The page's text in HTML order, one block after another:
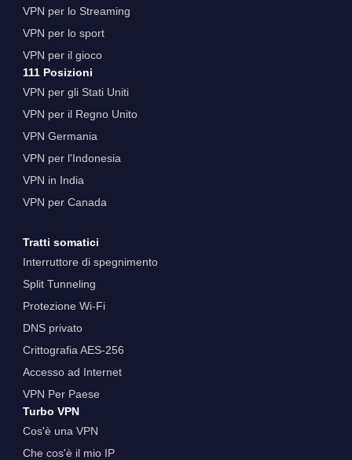
VPN per lo Streaming
VPN per lo sport
VPN per il gioco
111 Posizioni
VPN per gli Stati Uniti
VPN per il Regno Unito
VPN Germania
VPN per l'Indonesia
VPN in India
VPN per Canada
Tratti somatici
Interruttore di spegnimento
Split Tunneling
Protezione Wi-Fi
DNS privato
Crittografia AES-256
Accesso ad Internet
VPN Per Paese
Turbo VPN
Cos'è una VPN
Che cos'è il mio IP